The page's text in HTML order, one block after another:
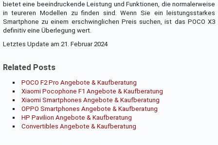
bietet eine beeindruckende Leistung und Funktionen, die normalerweise
in teureren Modellen zu finden sind. Wenn Sie ein leistungsstarkes
Smartphone zu einem erschwinglichen Preis suchen, ist das POCO X3
definitiv eine Überlegung wert.
Letztes Update am 21. Februar 2024
Related Posts
POCO F2 Pro Angebote & Kaufberatung
Xiaomi Pocophone F1 Angebote & Kaufberatung
Xiaomi Smartphones Angebote & Kaufberatung
OPPO Smartphones Angebote & Kaufberatung
HP Pavilion Angebote & Kaufberatung
Convertibles Angebote & Kaufberatung